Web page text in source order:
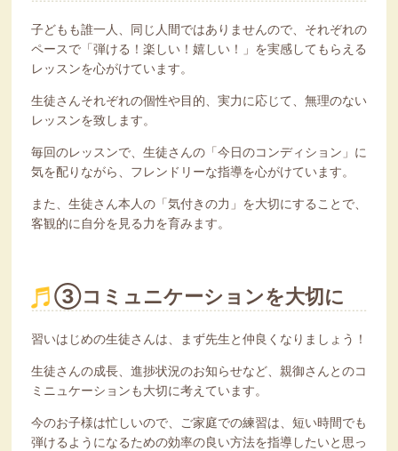
子どもも誰一人、同じ人間ではありませんので、それぞれの
ペースで「弾ける！楽しい！嬉しい！」を実感してもらえる
レッスンを心がけています。
生徒さんそれぞれの個性や目的、実力に応じて、無理のない
レッスンを致します。
毎回のレッスンで、生徒さんの「今日のコンディション」に
気を配りながら、フレンドリーな指導を心がけています。
また、生徒さん本人の「気付きの力」を大切にすることで、
客観的に自分を見る力を育みます。
③コミュニケーションを大切に
習いはじめの生徒さんは、まず先生と仲良くなりましょう！
生徒さんの成長、進捗状況のお知らせなど、親御さんとのコ
ミニュケーションも大切に考えています。
今のお子様は忙しいので、ご家庭での練習は、短い時間でも
弾けるようになるための効率の良い方法を指導したいと思っ